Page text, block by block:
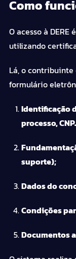
Como
O acesso à
utilizando
Lá, o
formulário
Identificação
processo,
suporte);
Dados do
Condições
Documentos